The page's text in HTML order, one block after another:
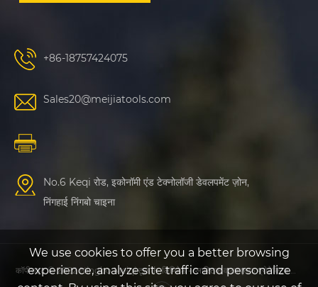
+86-18757424075
Sales20@meijiatools.com
No.6 Keqi रोड, इकोनॉमी एंड टेक्नोलॉजी डेवलपमेंट ज़ोन,
निंगहाई निंगबो चाइना
We use cookies to offer you a better browsing
experience, analyze site traffic and personalize